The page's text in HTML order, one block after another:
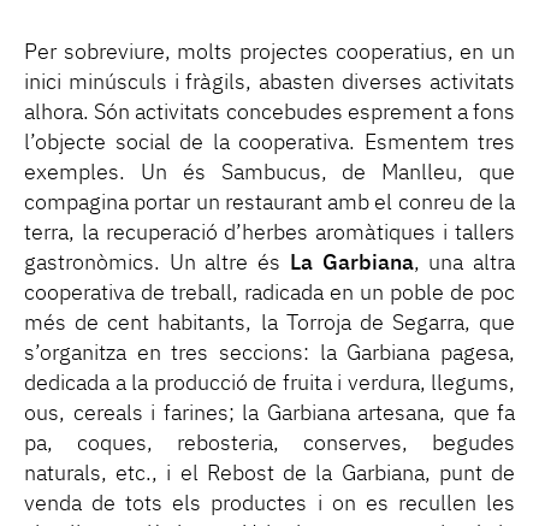
Per sobreviure, molts projectes cooperatius, en un
inici minúsculs i fràgils, abasten diverses activitats
alhora. Són activitats concebudes esprement a fons
l’objecte social de la cooperativa. Esmentem tres
exemples. Un és Sambucus, de Manlleu, que
compagina portar un restaurant amb el conreu de la
terra, la recuperació d’herbes aromàtiques i tallers
gastronòmics. Un altre és
La Garbiana, una altra
cooperativa de treball, radicada en un poble de poc
més de cent habitants, la Torroja de Segarra, que
s’organitza en tres seccions: la Garbiana pagesa,
dedicada a la producció de fruita i verdura, llegums,
ous, cereals i farines; la Garbiana artesana, que fa
pa, coques, rebosteria, conserves, begudes
naturals, etc., i el Rebost de la Garbiana, punt de
venda de tots els productes i on es recullen les